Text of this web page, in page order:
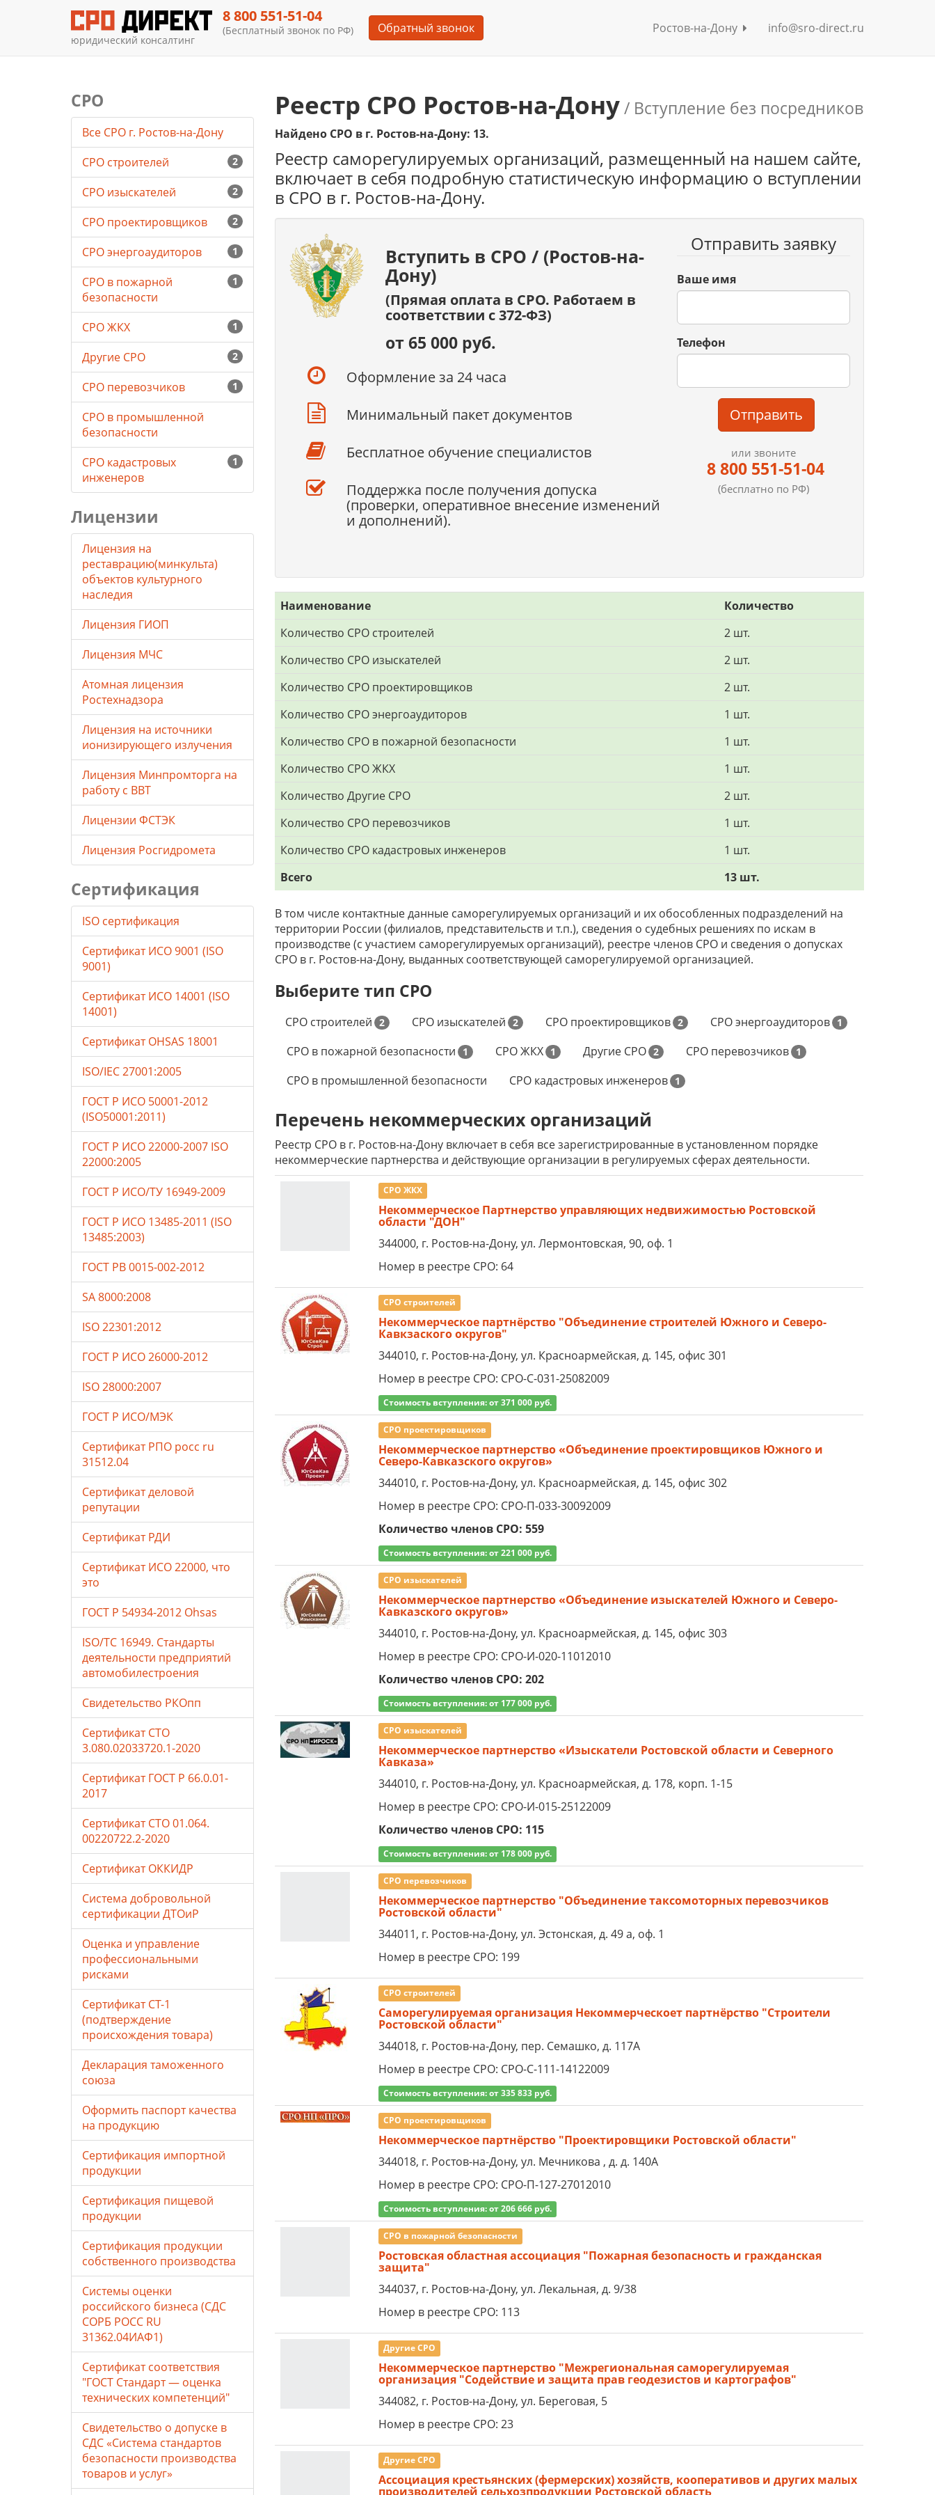
юридический консалтинг
8 800 551-51-04
(Бесплатный звонок по РФ) Обратный звонок Ростов-на-Дону info@sro-direct.ru
Реестр СРО Ростов-на-Дону/ Вступление без посредников
Найдено СРО в г. Ростов-на-Дону: 13.
Реестр саморегулируемых организаций, размещенный на нашем сайте,
включает в себя подробную статистическую информацию о вступлении
в СРО в г. Ростов-на-Дону.
Вступить в СРО / (Ростов-на-
Дону)
(Прямая оплата в СРО. Работаем в
соответствии с 372-ФЗ)
от 65 000 руб.
Оформление за 24 часа
Минимальный пакет документов
Бесплатное обучение специалистов
Поддержка после получения допуска
(проверки, оперативное внесение изменений
и дополнений).
Отправить заявку
Ваше имя
Телефон
Отправить
или звоните
8 800 551-51-04
(бесплатно по РФ)
Наименование
Количество
Количество СРО строителей
2 шт.
Количество СРО изыскателей
2 шт.
Количество СРО проектировщиков
2 шт.
Количество СРО энергоаудиторов
1 шт.
Количество СРО в пожарной безопасности
1 шт.
Количество СРО ЖКХ
1 шт.
Количество Другие СРО
2 шт.
Количество СРО перевозчиков
1 шт.
Количество СРО кадастровых инженеров
1 шт.
Всего
13 шт.
В том числе контактные данные саморегулируемых организаций и их обособленных подразделений на
территории России (филиалов, представительств и т.п.), сведения о судебных решениях по искам в
производстве (с участием саморегулируемых организаций), реестре членов СРО и сведения о допусках
СРО в г. Ростов-на-Дону, выданных соответствующей саморегулируемой организацией.
Выберите тип СРО
СРО строителей 2 СРО изыскателей 2 СРО проектировщиков 2 СРО энергоаудиторов 1
СРО в пожарной безопасности 1 СРО ЖКХ 1 Другие СРО 2 СРО перевозчиков 1
СРО в промышленной безопасности СРО кадастровых инженеров 1
Перечень некоммерческих организаций
Реестр СРО в г. Ростов-на-Дону включает в себя все зарегистрированные в установленном порядке
некоммерческие партнерства и действующие организации в регулируемых сферах деятельности.
СРО ЖКХ
Некоммерческое Партнерство управляющих недвижимостью Ростовской
области "ДОН"
344000, г. Ростов-на-Дону, ул. Лермонтовская, 90, оф. 1
Номер в реестре СРО: 64
СРО строителей
Некоммерческое партнёрство "Объединение строителей Южного и Северо-
Кавкзаского округов"
344010, г. Ростов-на-Дону, ул. Красноармейская, д. 145, офис 301
Номер в реестре СРО: СРО-С-031-25082009
Стоимость вступления: от 371 000 руб.
СРО проектировщиков
Некоммерческое партнерство «Объединение проектировщиков Южного и
Северо-Кавказского округов»
344010, г. Ростов-на-Дону, ул. Красноармейская, д. 145, офис 302
Номер в реестре СРО: СРО-П-033-30092009
Количество членов СРО: 559
Стоимость вступления: от 221 000 руб.
СРО изыскателей
Некоммерческое партнерство «Объединение изыскателей Южного и Северо-
Кавказского округов»
344010, г. Ростов-на-Дону, ул. Красноармейская, д. 145, офис 303
Номер в реестре СРО: СРО-И-020-11012010
Количество членов СРО: 202
Стоимость вступления: от 177 000 руб.
СРО изыскателей
Некоммерческое партнерство «Изыскатели Ростовской области и Северного
Кавказа»
344010, г. Ростов-на-Дону, ул. Красноармейская, д. 178, корп. 1-15
Номер в реестре СРО: СРО-И-015-25122009
Количество членов СРО: 115
Стоимость вступления: от 178 000 руб.
СРО перевозчиков
Некоммерческое партнерство "Объединение таксомоторных перевозчиков
Ростовской области"
344011, г. Ростов-на-Дону, ул. Эстонская, д. 49 а, оф. 1
Номер в реестре СРО: 199
СРО строителей
Саморегулируемая организация Некоммерческоет партнёрство "Строители
Ростовской области"
344018, г. Ростов-на-Дону, пер. Семашко, д. 117А
Номер в реестре СРО: СРО-С-111-14122009
Стоимость вступления: от 335 833 руб.
СРО проектировщиков
Некоммерческое партнёрство "Проектировщики Ростовской области"
344018, г. Ростов-на-Дону, ул. Мечникова , д. д. 140А
Номер в реестре СРО: СРО-П-127-27012010
Стоимость вступления: от 206 666 руб.
СРО в пожарной безопасности
Ростовская областная ассоциация "Пожарная безопасность и гражданская
защита"
344037, г. Ростов-на-Дону, ул. Лекальная, д. 9/38
Номер в реестре СРО: 113
Другие СРО
Некоммерческое партнерство "Межрегиональная саморегулируемая
организация "Содействие и защита прав геодезистов и картографов"
344082, г. Ростов-на-Дону, ул. Береговая, 5
Номер в реестре СРО: 23
Другие СРО
Ассоциация крестьянских (фермерских) хозяйств, кооперативов и других малых
производителей сельхозпродукции Ростовской область
СРО
Все СРО г. Ростов-на-Дону
2
СРО строителей
2
СРО изыскателей
2
СРО проектировщиков
1
СРО энергоаудиторов
1
СРО в пожарной
безопасности
1
СРО ЖКХ
2
Другие СРО
1
СРО перевозчиков
СРО в промышленной
безопасности
1
СРО кадастровых
инженеров
Лицензии
Лицензия на
реставрацию(минкульта)
объектов культурного
наследия
Лицензия ГИОП
Лицензия МЧС
Атомная лицензия
Ростехнадзора
Лицензия на источники
ионизирующего излучения
Лицензия Минпромторга на
работу с ВВТ
Лицензии ФСТЭК
Лицензия Росгидромета
Сертификация
ISO сертификация
Сертификат ИСО 9001 (ISO
9001)
Сертификат ИСО 14001 (ISO
14001)
Сертификат OHSAS 18001
ISO/IEC 27001:2005
ГОСТ Р ИСО 50001-2012
(ISO50001:2011)
ГОСТ Р ИСО 22000-2007 ISO
22000:2005
ГОСТ Р ИСО/ТУ 16949-2009
ГОСТ Р ИСО 13485-2011 (ISO
13485:2003)
ГОСТ РВ 0015-002-2012
SA 8000:2008
ISO 22301:2012
ГОСТ Р ИСО 26000-2012
ISO 28000:2007
ГОСТ Р ИСО/МЭК
Сертификат РПО росс ru
31512.04
Сертификат деловой
репутации
Сертификат РДИ
Сертификат ИСО 22000, что
это
ГОСТ Р 54934-2012 Ohsas
ISO/TC 16949. Стандарты
деятельности предприятий
автомобилестроения
Свидетельство РКОпп
Сертификат СТО
3.080.02033720.1-2020
Сертификат ГОСТ Р 66.0.01-
2017
Сертификат СТО 01.064.
00220722.2-2020
Сертификат ОККИДР
Система добровольной
сертификации ДТОиР
Оценка и управление
профессиональными
рисками
Сертификат СТ-1
(подтверждение
происхождения товара)
Декларация таможенного
союза
Оформить паспорт качества
на продукцию
Сертификация импортной
продукции
Сертификация пищевой
продукции
Сертификация продукции
собственного производства
Системы оценки
российского бизнеса (СДС
СОРБ РОСС RU
31362.04ИАФ1)
Сертификат соответствия
"ГОСТ Стандарт — оценка
технических компетенций"
Свидетельство о допуске в
СДС «Система стандартов
безопасности производства
товаров и услуг»